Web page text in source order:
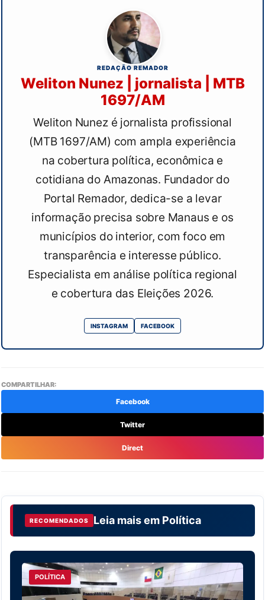
REDAÇÃO REMADOR
Weliton Nunez | jornalista | MTB
1697/AM
Weliton Nunez é jornalista profissional
(MTB 1697/AM) com ampla experiência
na cobertura política, econômica e
cotidiana do Amazonas. Fundador do
Portal Remador, dedica-se a levar
informação precisa sobre Manaus e os
municípios do interior, com foco em
transparência e interesse público.
Especialista em análise política regional
e cobertura das Eleições 2026.
INSTAGRAM FACEBOOK
COMPARTILHAR:
Facebook
Twitter
Direct
RECOMENDADOS Leia mais em Política
POLÍTICA